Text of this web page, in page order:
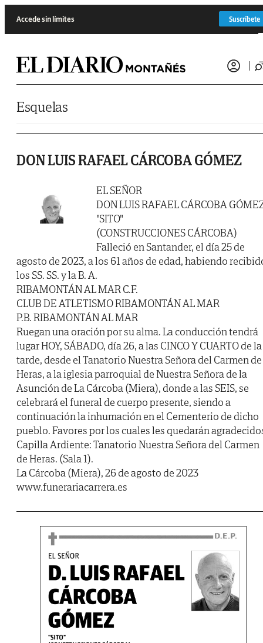
Accede sin límites Suscríbete
Esquelas
DON LUIS RAFAEL CÁRCOBA GÓMEZ
EL SEÑOR
DON LUIS RAFAEL CÁRCOBA
"SITO"
(CONSTRUCCIONES CÁRCOBA)
Falleció en Santander, el día 25 de
agosto de 2023, a los 61 años de edad, habiendo
los SS. SS. y la B. A.
RIBAMONTÁN AL MAR C.F.
CLUB DE ATLETISMO RIBAMONTÁN AL MAR
P.B. RIBAMONTÁN AL MAR
Ruegan una oración por su alma. La conducción tendrá
lugar HOY, SÁBADO, día 26, a las CINCO Y CUARTO de la
tarde, desde el Tanatorio Nuestra Señora del Carmen de
Heras, a la iglesia parroquial de Nuestra Señora de la
Asunción de La Cárcoba (Miera), donde a las SEIS, se
celebrará el funeral de cuerpo presente, siendo a
continuación la inhumación en el Cementerio de dicho
pueblo. Favores por los cuales les quedarán
Capilla Ardiente: Tanatorio Nuestra Señora del Carmen
de Heras. (Sala 1).
La Cárcoba (Miera), 26 de agosto de 2023
www.funerariacarrera.es